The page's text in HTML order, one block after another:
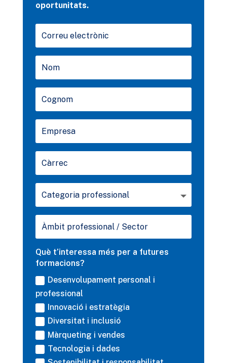
oportunitats.
Què t’interessa més per a futures
formacions?
Desenvolupament personal i
professional
Innovació i estratègia
Diversitat i inclusió
Màrqueting i vendes
Tecnologia i dades